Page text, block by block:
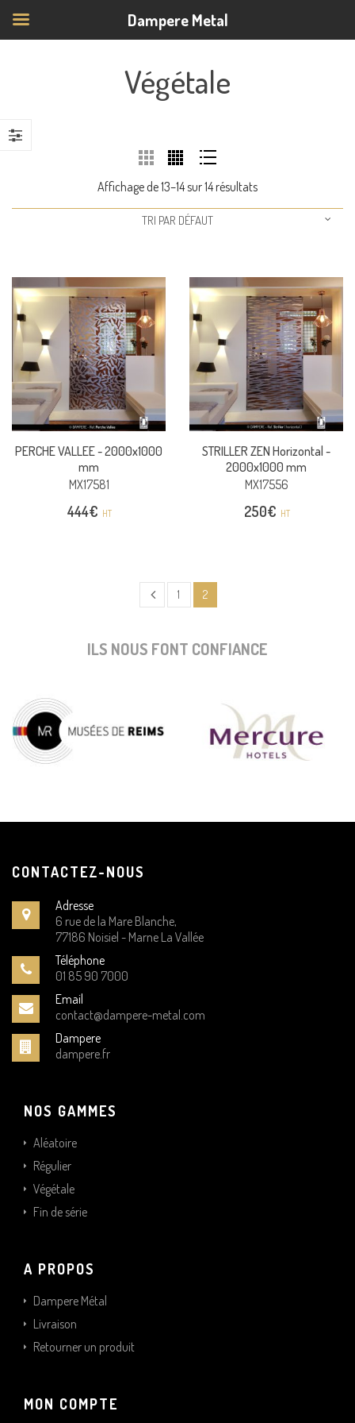
Végétale
Affichage de 13–14 sur 14 résultats
TRI PAR DÉFAUT
PERCHE VALLEE -2000x1000
mm
MX17581
444€ HT
STRILLER ZEN Horizontal -
2000x1000 mm
MX17556
250€ HT
1 2
ILS NOUS FONT CONFIANCE
CONTACTEZ-NOUS
Adresse
6 rue de la Mare Blanche,
77186 Noisiel - Marne La Vallée
Téléphone
01 85 90 7000
Email
contact@dampere-metal.com
Dampere
dampere.fr
NOS GAMMES
Aléatoire
Régulier
Végétale
Fin de série
A PROPOS
Dampere Métal
Livraison
Retourner un produit
MON COMPTE
Dampere Metal